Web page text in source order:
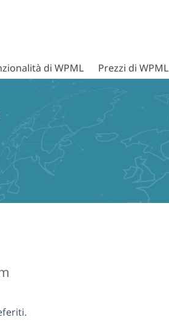
di WPML Prezzi di WPML